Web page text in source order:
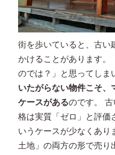
街を歩いていると、古い
かけることがあります。
のでは？」と思ってしま
いたがらない物件こそ、
ケースがあるのです。
格は実質「ゼロ」と評価
いうケースが少なくあり
土地」の両方の形で売り